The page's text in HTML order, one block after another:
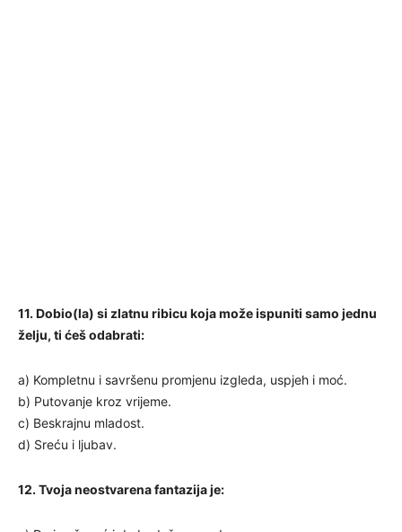
11. Dobio(la) si zlatnu ribicu koja može ispuniti samo jednu
želju, ti ćeš odabrati:
a) Kompletnu i savršenu promjenu izgleda, uspjeh i moć.
b) Putovanje kroz vrijeme.
c) Beskrajnu mladost.
d) Sreću i ljubav.
12. Tvoja neostvarena fantazija je: